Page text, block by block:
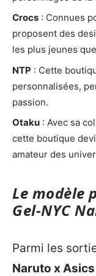
Crocs : Connues
proposent des
les plus jeunes
NTP : Cette
personnalisées,
passion.
Otaku : Avec sa
cette boutique
amateur des
Le modèle
Gel-NYC
Parmi les
Naruto x